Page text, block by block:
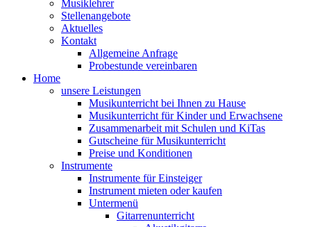
Musiklehrer
Stellenangebote
Aktuelles
Kontakt
Allgemeine Anfrage
Probestunde vereinbaren
Home
unsere Leistungen
Musikunterricht bei Ihnen zu Hause
Musikunterricht für Kinder und Erwachsene
Zusammenarbeit mit Schulen und KiTas
Gutscheine für Musikunterricht
Preise und Konditionen
Instrumente
Instrumente für Einsteiger
Instrument mieten oder kaufen
Untermenü
Gitarrenunterricht